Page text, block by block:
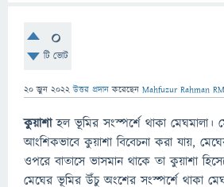
0
টি ভোট
20 জুন 2022 উত্তর প্রদান করেছেন Mahfuzur Rahman RM
কুয়াশাহল ভূমির সংস্পর্শে থাকা মেঘমালা।
আংশিকভাবে কুয়াশা বিবেচনা করা যায়,
ওপরে বাতাসে ভাসমান থাকে তা কুয়াশা
মেঘের ভূমির উঁচু অংশের সংস্পর্শে থাকা